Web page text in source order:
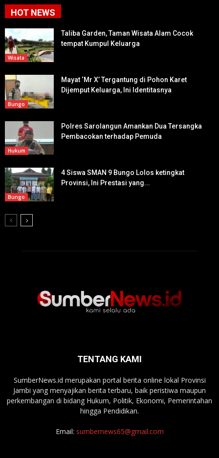
HOT NEWS
Wisata
Taliba Garden, Taman Wisata Alam Cocok
tempat Kumpul Keluarga
Bungo
Mayat ‘Mr X’ Tergantung di Pohon Karet
Dijemput Keluarga, Ini Identitasnya
Hukum
Polres Sarolangun Amankan Dua Tersangka
Pembacokan terhadap Pemuda
Bungo
4 Siswa SMAN 9 Bungo Lolos ketingkat
Provinsi, Ini Prestasi yang...
TENTANG KAMI
SumberNews.id merupakan portal berita online lokal Provinsi
Jambi yang menyajikan berita terbaru, baik peristiwa maupun
perkembangan di bidang Hukum, Politik, Ekonomi, Pemerintahan
hingga Pendidikan.
Email: sumbernews65@gmail.com